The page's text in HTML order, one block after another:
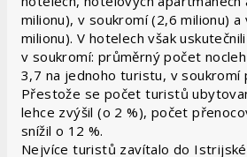
milionu), v soukromí (2,6 milionu) a
milionu). V hotelech však
v soukromí: průměrný počet
3,7 na jednoho turistu, v soukromí
Přestože se počet turistů
lehce zvýšil (o 2 %), počet
snížil o 12 %.
Nejvíce turistů zavítalo do